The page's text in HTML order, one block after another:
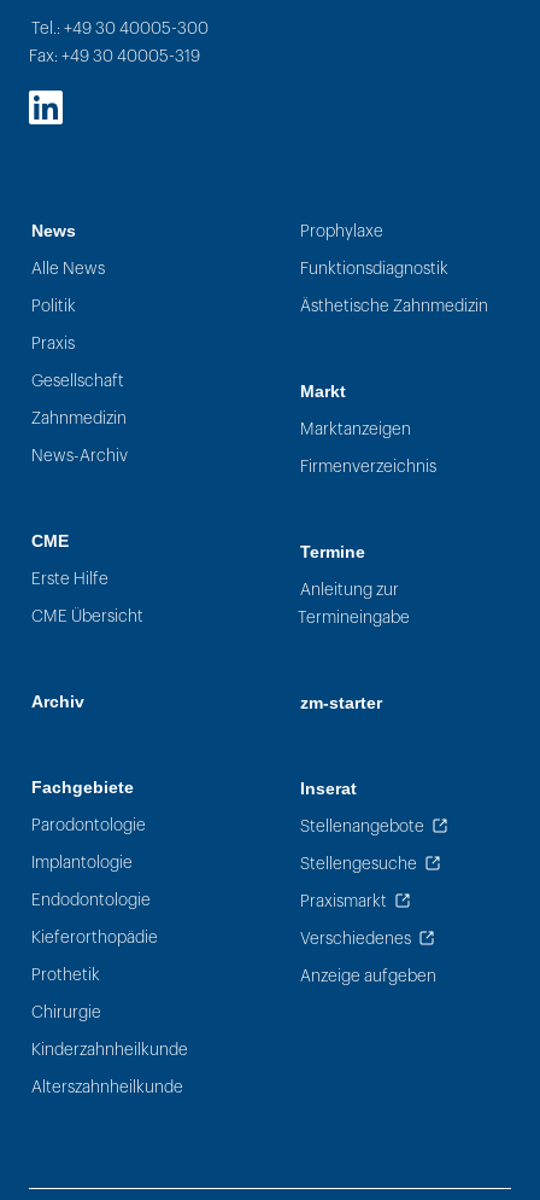
Tel.: +49 30 40005-300
Fax: +49 30 40005-319
LinkedIn
News
Alle News
Politik
Praxis
Gesellschaft
Zahnmedizin
News-Archiv
CME
Erste Hilfe
CME Übersicht
Archiv
Fachgebiete
Parodontologie
Implantologie
Endodontologie
Kieferorthopädie
Prothetik
Chirurgie
Kinderzahnheilkunde
Alterszahnheilkunde
Prophylaxe
Funktionsdiagnostik
Ästhetische Zahnmedizin
Markt
Marktanzeigen
Firmenverzeichnis
Termine
Anleitung zur
Termineingabe
zm-starter
Inserat
Stellenangebote
Stellengesuche
Praxismarkt
Verschiedenes
Anzeige aufgeben